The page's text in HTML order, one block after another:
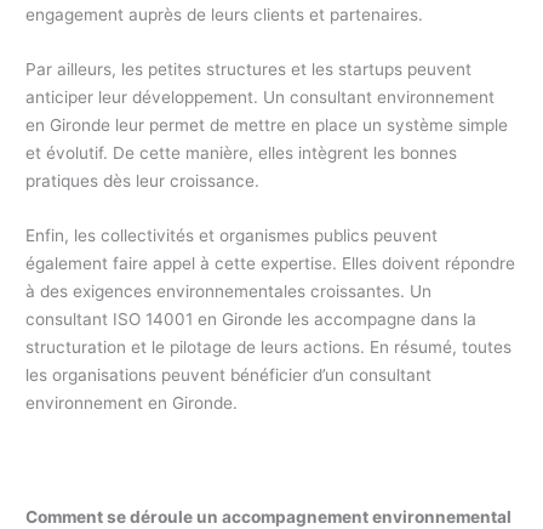
engagement auprès de leurs clients et partenaires.
Par ailleurs, les petites structures et les startups peuvent
anticiper leur développement. Un consultant environnement
en Gironde leur permet de mettre en place un système simple
et évolutif. De cette manière, elles intègrent les bonnes
pratiques dès leur croissance.
Enfin, les collectivités et organismes publics peuvent
également faire appel à cette expertise. Elles doivent répondre
à des exigences environnementales croissantes. Un
consultant ISO 14001 en Gironde les accompagne dans la
structuration et le pilotage de leurs actions. En résumé, toutes
les organisations peuvent bénéficier d’un consultant
environnement en Gironde.
Comment se déroule un accompagnement environnemental